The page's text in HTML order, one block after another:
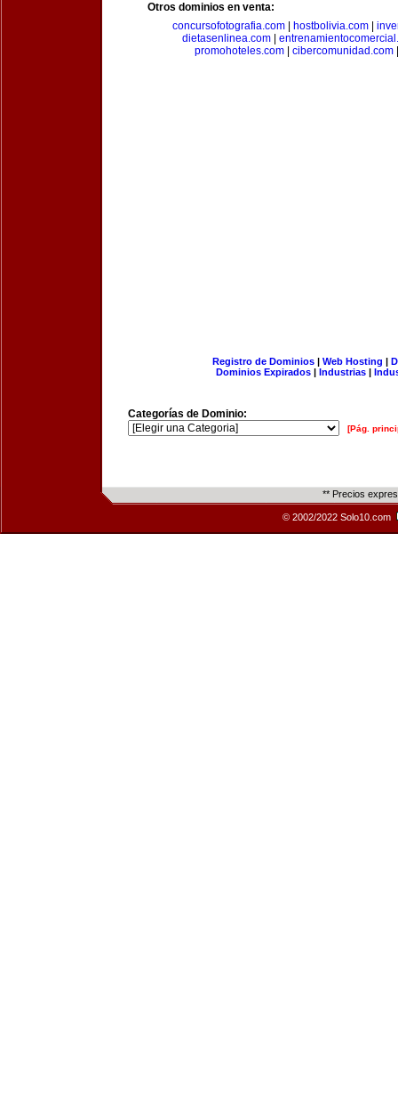
Otros dominios en venta:
concursofotografia.com| hostbolivia.com|
dietasenlinea.com|
promohoteles.com
cibercomunidad.com
Registro de Dominios| Web Hosting |
Dominios Expirados | Industrias |
Categorías de Dominio:
[Pág.
** Precios
© 2002/2022 Solo10.com